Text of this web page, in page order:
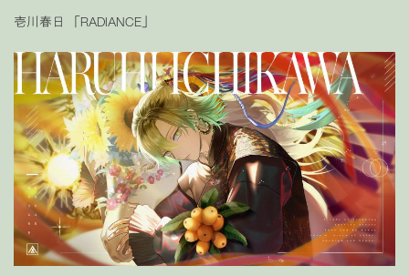
壱川春日 「RADIANCE」